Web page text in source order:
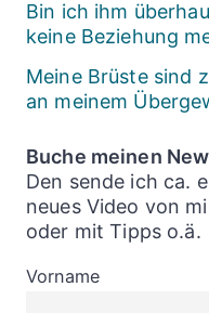
Bin ich ihm
keine Beziehung
Meine Brüste sind
an meinem
Buche meinen
Den sende ich ca.
neues Video von
oder mit Tipps o.ä.
Vorname